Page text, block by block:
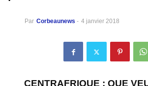
Par Corbeaunews - 4 janvier 2018
CENTRAFRIQUE : QUE